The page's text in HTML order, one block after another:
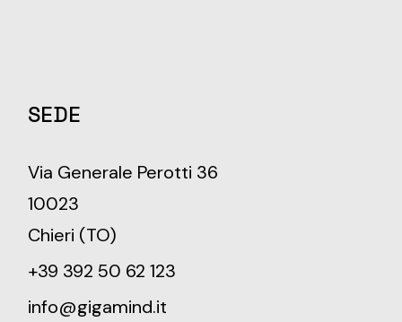
SEDE
Via Generale Perotti 36
10023
Chieri (TO)
+39 392 50 62 123
info@gigamind.it